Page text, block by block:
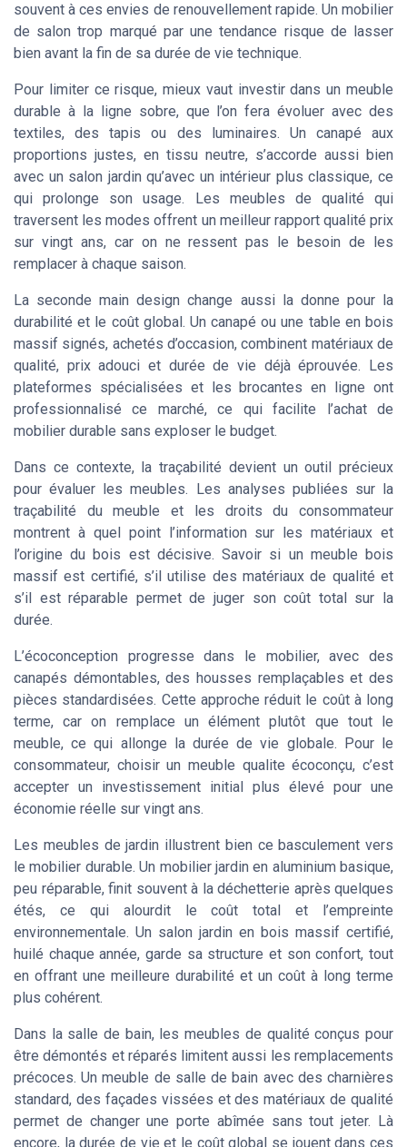
souvent à ces envies de renouvellement rapide. Un mobilier
de salon trop marqué par une tendance risque de lasser
bien avant la fin de sa durée de vie technique.
Pour limiter ce risque, mieux vaut investir dans un meuble
durable à la ligne sobre, que l’on fera évoluer avec des
textiles, des tapis ou des luminaires. Un canapé aux
proportions justes, en tissu neutre, s’accorde aussi bien
avec un salon jardin qu’avec un intérieur plus classique, ce
qui prolonge son usage. Les meubles de qualité qui
traversent les modes offrent un meilleur rapport qualité prix
sur vingt ans, car on ne ressent pas le besoin de les
remplacer à chaque saison.
La seconde main design change aussi la donne pour la
durabilité et le coût global. Un canapé ou une table en bois
massif signés, achetés d’occasion, combinent matériaux de
qualité, prix adouci et durée de vie déjà éprouvée. Les
plateformes spécialisées et les brocantes en ligne ont
professionnalisé ce marché, ce qui facilite l’achat de
mobilier durable sans exploser le budget.
Dans ce contexte, la traçabilité devient un outil précieux
pour évaluer les meubles. Les analyses publiées sur la
traçabilité du meuble et les droits du consommateur
montrent à quel point l’information sur les matériaux et
l’origine du bois est décisive. Savoir si un meuble bois
massif est certifié, s’il utilise des matériaux de qualité et
s’il est réparable permet de juger son coût total sur la
durée.
L’écoconception progresse dans le mobilier, avec des
canapés démontables, des housses remplaçables et des
pièces standardisées. Cette approche réduit le coût à long
terme, car on remplace un élément plutôt que tout le
meuble, ce qui allonge la durée de vie globale. Pour le
consommateur, choisir un meuble qualite écoconçu, c’est
accepter un investissement initial plus élevé pour une
économie réelle sur vingt ans.
Les meubles de jardin illustrent bien ce basculement vers
le mobilier durable. Un mobilier jardin en aluminium basique,
peu réparable, finit souvent à la déchetterie après quelques
étés, ce qui alourdit le coût total et l’empreinte
environnementale. Un salon jardin en bois massif certifié,
huilé chaque année, garde sa structure et son confort, tout
en offrant une meilleure durabilité et un coût à long terme
plus cohérent.
Dans la salle de bain, les meubles de qualité conçus pour
être démontés et réparés limitent aussi les remplacements
précoces. Un meuble de salle de bain avec des charnières
standard, des façades vissées et des matériaux de qualité
permet de changer une porte abîmée sans tout jeter. Là
encore, la durée de vie et le coût global se jouent dans ces